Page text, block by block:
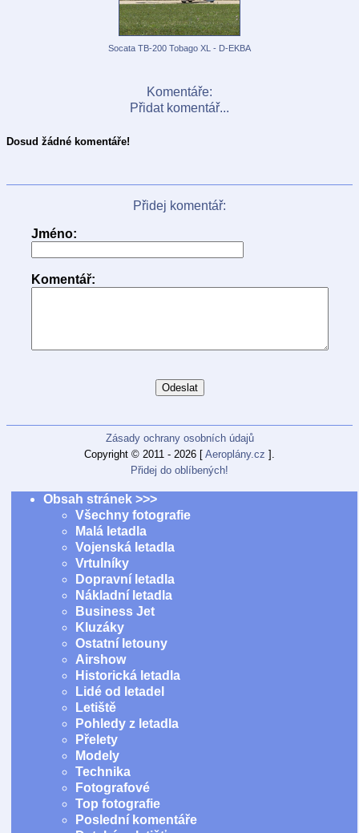
Socata TB-200 Tobago XL - D-EKBA
Komentáře:
Přidat komentář...
Dosud žádné komentáře!
Přidej komentář:
Jméno:
Komentář:
Zásady ochrany osobních údajů
Copyright © 2011 - 2026 [ Aeroplány.cz ].
Přidej do oblíbených!
Obsah stránek >>>
Všechny fotografie
Malá letadla
Vojenská letadla
Vrtulníky
Dopravní letadla
Nákladní letadla
Business Jet
Kluzáky
Ostatní letouny
Airshow
Historická letadla
Lidé od letadel
Letiště
Pohledy z letadla
Přelety
Modely
Technika
Fotografové
Top fotografie
Poslední komentáře